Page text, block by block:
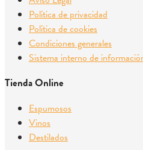
Política de privacidad
Política de cookies
Condiciones generales
Sistema interno de
Tienda Online
Espumosos
Vinos
Destilados